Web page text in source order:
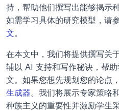
持，帮助他们撰写出能够揭
如需学习具体的研究模型，请
文。
在本文中，我们将提供撰写关
辅以 AI 支持和写作秘诀，帮
文。如果您想先规划您的论点
生成器。我们将展示专家策略
种族主义的重要性并激励学生采